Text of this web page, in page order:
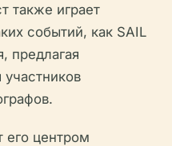
также играет
событий, как SAIL
предлагая
его центром